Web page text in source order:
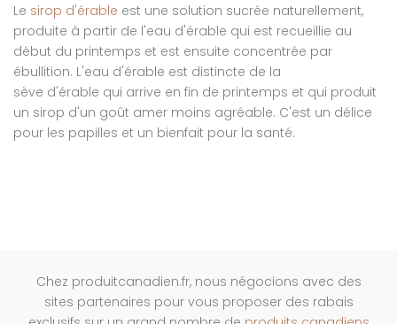
Le sirop d'érable est une solution sucrée naturellement,
produite à partir de l'eau d'érable qui est recueillie au
début du printemps et est ensuite concentrée par
ébullition. L'eau d'érable est distincte de la
sève d'érable qui arrive en fin de printemps et qui produit
un sirop d'un goût amer moins agréable. C'est un délice
pour les papilles et un bienfait pour la santé.
Chez produitcanadien.fr, nous négocions avec des
sites partenaires pour vous proposer des rabais